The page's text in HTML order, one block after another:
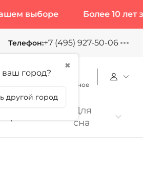
Более 10 лет
✖
ваш город?
другой город
Телефон:+7 (495) 927-50-06
Избранное
Для
сна